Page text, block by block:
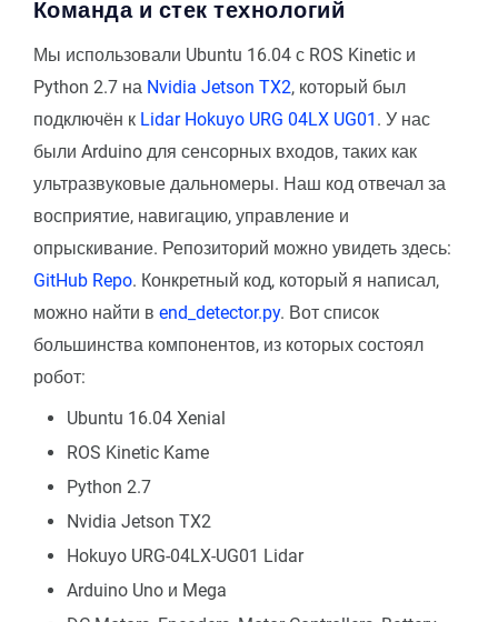
Команда и стек технологий
Мы использовали Ubuntu 16.04 с ROS Kinetic и
Python 2.7 на Nvidia Jetson TX2, который был
подключён к Lidar Hokuyo URG 04LX UG01 . У нас
были Arduino для сенсорных входов, таких как
ультразвуковые дальномеры. Наш код отвечал за
восприятие, навигацию, управление и
опрыскивание. Репозиторий можно увидеть здесь:
GitHub Repo. Конкретный код, который я написал,
можно найти в end_detector.py. Вот список
большинства компонентов, из которых состоял
робот:
Ubuntu 16.04 Xenial
ROS Kinetic Kame
Python 2.7
Nvidia Jetson TX2
Hokuyo URG-04LX-UG01 Lidar
Arduino Uno и Mega